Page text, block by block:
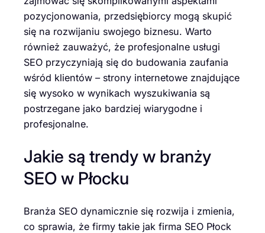
pozycjonowania, przedsiębiorcy mogą skupić
się na rozwijaniu swojego biznesu. Warto
również zauważyć, że profesjonalne usługi
SEO przyczyniają się do budowania zaufania
wśród klientów – strony internetowe znajdujące
się wysoko w wynikach wyszukiwania są
postrzegane jako bardziej wiarygodne i
profesjonalne.
Jakie są trendy w branży
SEO w Płocku
Branża SEO dynamicznie się rozwija i zmienia,
co sprawia, że firmy takie jak firma SEO Płock